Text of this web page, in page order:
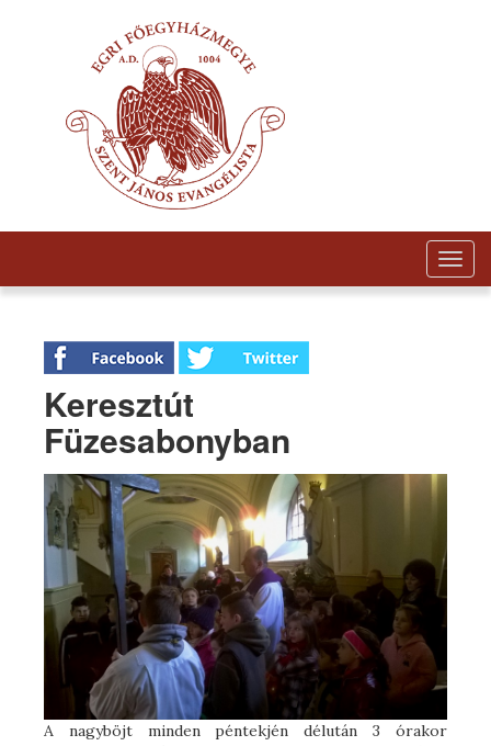
Keresztút
Füzesabonyban
A nagyböjt minden péntekjén délután 3 órakor